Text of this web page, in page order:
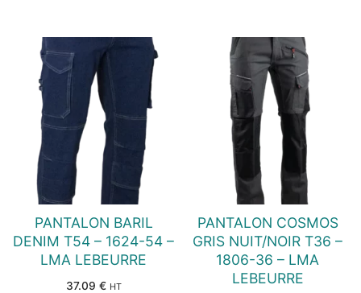
PANTALON BARIL
DENIM T54 – 1624-54 –
LMA LEBEURRE
37.09 € HT
PANTALON COSMOS
GRIS NUIT/NOIR T36 –
1806-36 – LMA
LEBEURRE